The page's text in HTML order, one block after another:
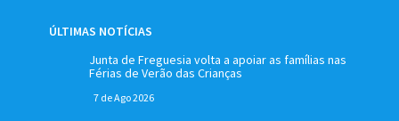
ÚLTIMAS NOTÍCIAS
Junta de Freguesia volta a apoiar as famílias nas
Férias de Verão das Crianças
7 de Ago 2026